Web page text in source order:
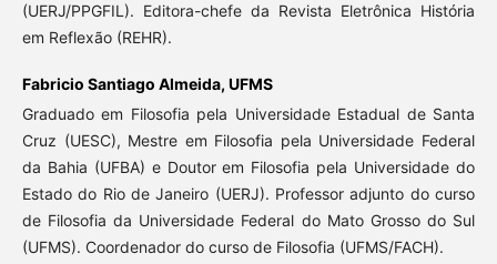
(UERJ/PPGFIL). Editora-chefe da Revista Eletrônica História
em Reflexão (REHR).
Fabricio Santiago Almeida, UFMS
Graduado em Filosofia pela Universidade Estadual de Santa
Cruz (UESC), Mestre em Filosofia pela Universidade Federal
da Bahia (UFBA) e Doutor em Filosofia pela Universidade do
Estado do Rio de Janeiro (UERJ). Professor adjunto do curso
de Filosofia da Universidade Federal do Mato Grosso do Sul
(UFMS). Coordenador do curso de Filosofia (UFMS/FACH).